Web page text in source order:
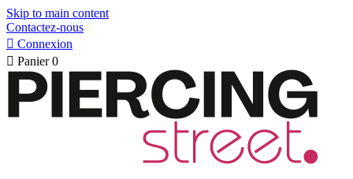
Skip to main content
Contactez-nous
 Connexion
 Panier 0